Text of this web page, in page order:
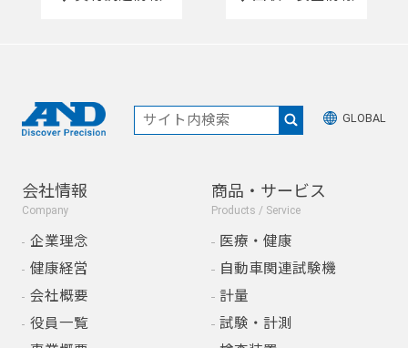
GLOBAL
会社情報
Company
企業理念
健康経営
会社概要
役員一覧
商品・サービス
Products / Service
医療・健康
自動車関連試験機
計量
試験・計測